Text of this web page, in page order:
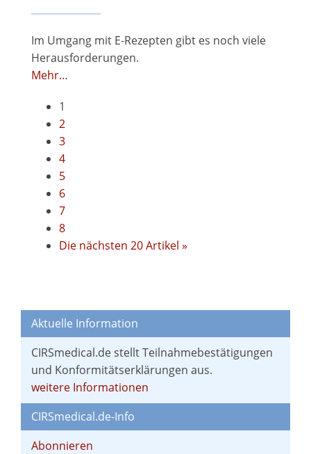
Im Umgang mit E-Rezepten gibt es noch viele
Herausforderungen.
Mehr…
1
2
3
4
5
6
7
8
Die nächsten 20 Artikel »
Aktuelle Information
CIRSmedical.de stellt Teilnahmebestätigungen
und Konformitätserklärungen aus.
weitere Informationen
CIRSmedical.de-Info
Abonnieren